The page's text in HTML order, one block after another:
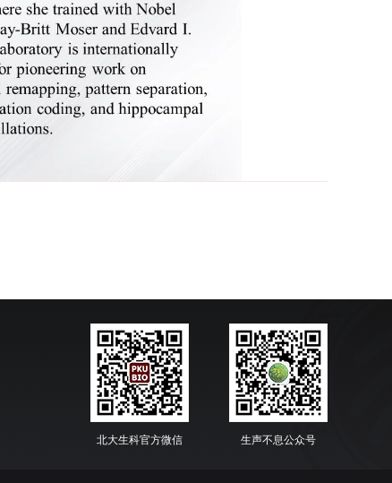
北大生科官方微信 生声不息公众号